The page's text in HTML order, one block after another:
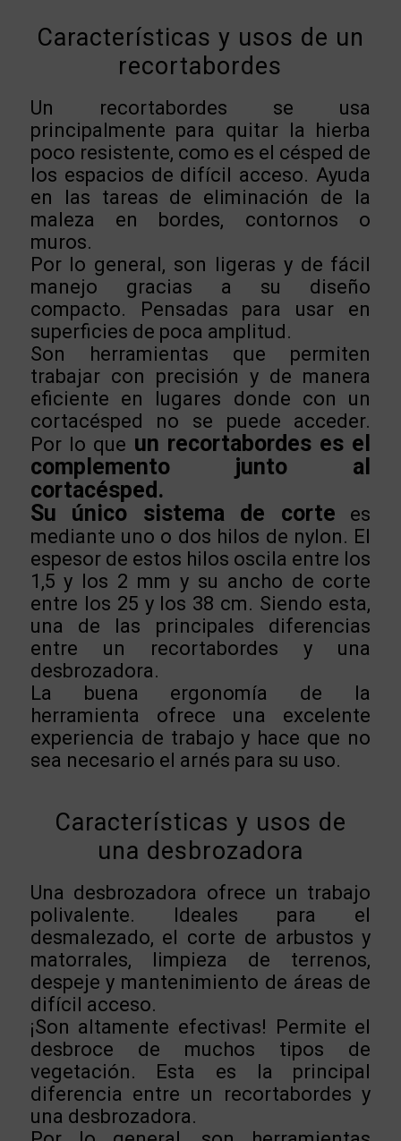
Características y usos de un
recortabordes
Un recortabordes se usa
principalmente para quitar la hierba
poco resistente, como es el césped de
los espacios de difícil acceso. Ayuda
en las tareas de eliminación de la
maleza en bordes, contornos o
muros.
Por lo general, son ligeras y de fácil
manejo gracias a su diseño
compacto. Pensadas para usar en
superficies de poca amplitud.
Son herramientas que permiten
trabajar con precisión y de manera
eficiente en lugares donde con un
cortacésped no se puede acceder.
Por lo que un recortabordes es el
complemento junto al
cortacésped.
Su único sistema de corte es
mediante uno o dos hilos de nylon. El
espesor de estos hilos oscila entre los
1,5 y los 2 mm y su ancho de corte
entre los 25 y los 38 cm. Siendo esta,
una de las principales diferencias
entre un recortabordes y una
desbrozadora.
La buena ergonomía de la
herramienta ofrece una excelente
experiencia de trabajo y hace que no
sea necesario el arnés para su uso.
Características y usos de
una desbrozadora
Una desbrozadora ofrece un trabajo
polivalente. Ideales para el
desmalezado, el corte de arbustos y
matorrales, limpieza de terrenos,
despeje y mantenimiento de áreas de
difícil acceso.
¡Son altamente efectivas! Permite el
desbroce de muchos tipos de
vegetación. Esta es la principal
diferencia entre un recortabordes y
una desbrozadora.